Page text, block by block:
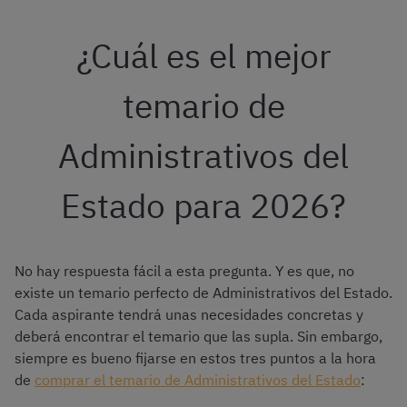
¿Cuál es el mejor
temario de
Administrativos del
Estado para 2026?
No hay respuesta fácil a esta pregunta. Y es que, no
existe un temario perfecto de Administrativos del Estado.
Cada aspirante tendrá unas necesidades concretas y
deberá encontrar el temario que las supla. Sin embargo,
siempre es bueno fijarse en estos tres puntos a la hora
de comprar el temario de Administrativos del Estado: